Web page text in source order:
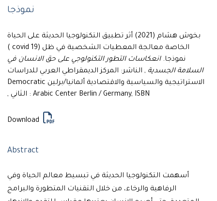
نموذجا
بخوش هشام (2021) أثر تطبيق التكنولوجيا الحديثة على الحياة
الخاصة معالجة المعطيات الشخصية في ظل (19 covid )
نموذجا.انعكاسات التطور التكنولوجي على حق الانسان في
السلامة الجسدية , الناشر: المركز الديمقراطي العربي للدراسات
الاستراتيجية والسياسية والاقتصادية ألمانيا/برلين Democratic
Arabic Center Berlin / Germany, ISBN : الثاني ,
Download
Abstract
أسهمت التكنولوجيا الحديثة في تبسيط معالم الحياة وفي
الرفاهية والرخاء، من خلال التقنيات المتطورة والبرامج